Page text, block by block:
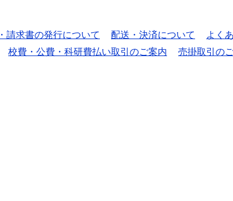
請求書の発行について 配送・決済について
よく
校費・公費・科研費払い取引のご案内 売掛取引の